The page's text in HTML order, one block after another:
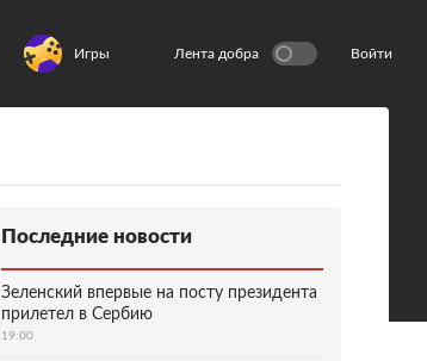
Игры Лента добра Войти
Последние новости
Зеленский впервые на посту президента
прилетел в Сербию
19:00